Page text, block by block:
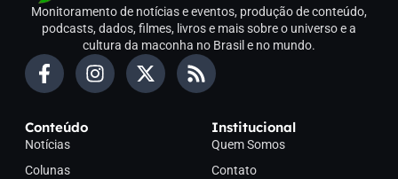
Monitoramento de notícias e eventos, produção de conteúdo,
podcasts, dados, filmes, livros e mais sobre o universo e a
cultura da maconha no Brasil e no mundo.
Conteúdo
Notícias
Colunas
Institucional
Quem Somos
Contato